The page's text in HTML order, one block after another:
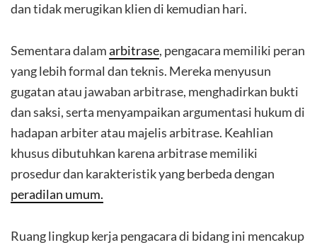
dan tidak merugikan klien di kemudian hari.
Sementara dalamarbitrase, pengacara memiliki peran
yang lebih formal dan teknis. Mereka menyusun
gugatan atau jawaban arbitrase, menghadirkan bukti
dan saksi, serta menyampaikan argumentasi hukum di
hadapan arbiter atau majelis arbitrase. Keahlian
khusus dibutuhkan karena arbitrase memiliki
prosedur dan karakteristik yang berbeda dengan
peradilan umum.
Ruang lingkup kerja pengacara di bidang ini mencakup